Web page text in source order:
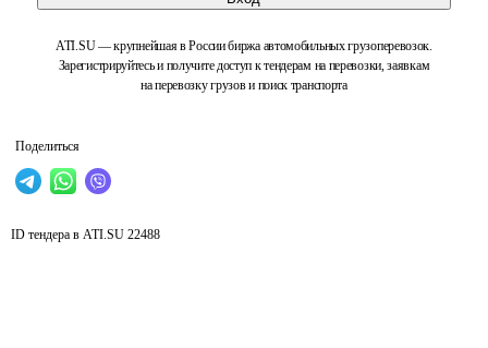
ATI.SU — крупнейшая в России биржа автомобильных грузоперевозок.
Зарегистрируйтесь и получите доступ к тендерам на перевозки, заявкам
на перевозку грузов и поиск транспорта
Поделиться
ID тендера в ATI.SU 22488